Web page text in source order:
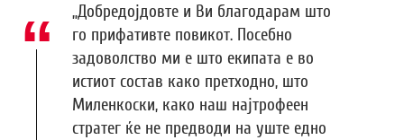
„Добредојдовте и Ви благодарам што
го прифативте повикот. Посебно
задоволство ми е што екипата е во
истиот состав како претходно, што
Миленкоски, како наш најтрофеен
стратег ќе не предводи на уште едно